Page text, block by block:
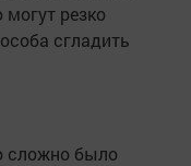
резко
сгладить
сложно было